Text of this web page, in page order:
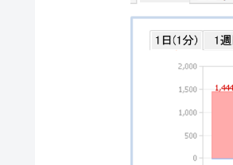
する差別。許してはおかぬ
韓国ボンクラ
韓国半導体『
韓国･加徳島